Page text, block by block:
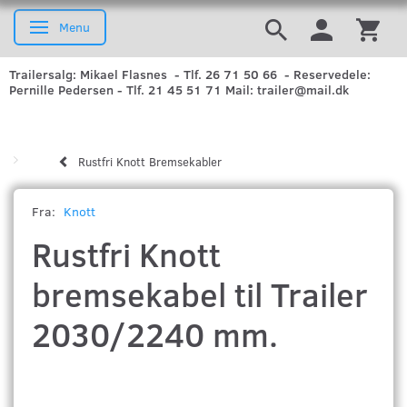
Skifte navigation
Menu
Trailersalg: Mikael Flasnes - Tlf. 26 71 50 66 - Reservedele:
Pernille Pedersen - Tlf. 21 45 51 71 Mail: trailer@mail.dk
Rustfri Knott Bremsekabler
Fra: Knott
Rustfri Knott
bremsekabel til Trailer
2030/2240 mm.